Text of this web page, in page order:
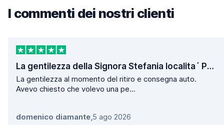
I commenti dei nostri clienti
La gentilezza della Signora Stefania localita´ Poggio
La gentilezza al momento del ritiro e consegna auto.
Avevo chiesto che volevo una pe...
domenico diamante,5 ago 2026